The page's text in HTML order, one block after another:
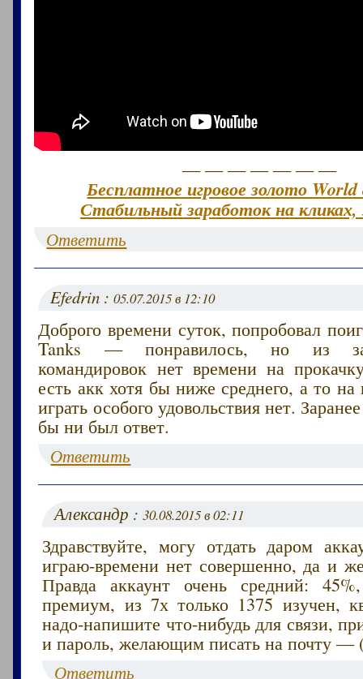
— — — — — — —
Бесплатное игровое золото
Стабильный заработок на кликах,
Ответить
Efedrin :05.07.2015 в 12:10
Доброго времени суток, попробовал
Tanks — понравилось, но из за
командировок нет времени на
есть акк хотя бы ниже среднего, а то на
играть особого удовольствия нет.
бы ни был ответ.
Ответить
Александр :30.08.2015 в 02:11
Здравствуйте, могу отдать даром
играю-времени нет совершенно, да и
Правда аккаунт очень средний:
премиум, из 7х только 1375 изучен,
надо-напишите что-нибудь для связи,
и пароль, желающим писать на почту —
Ответить